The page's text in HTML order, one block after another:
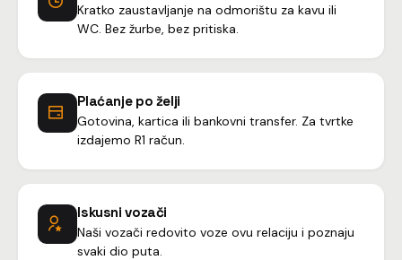
Kratko zaustavljanje na odmorištu za kavu ili
WC. Bez žurbe, bez pritiska.
Plaćanje po želji
Gotovina, kartica ili bankovni transfer. Za tvrtke
izdajemo R1 račun.
Iskusni vozači
Naši vozači redovito voze ovu relaciju i poznaju
svaki dio puta.